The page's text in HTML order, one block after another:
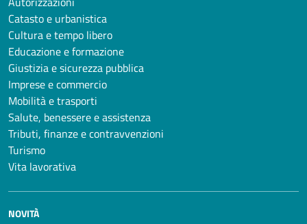
Catasto e urbanistica
Cultura e tempo libero
Educazione e formazione
Giustizia e sicurezza pubblica
Imprese e commercio
Mobilità e trasporti
Salute, benessere e assistenza
Tributi, finanze e contravvenzioni
Turismo
Vita lavorativa
NOVITÀ